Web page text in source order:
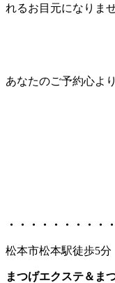
れるお目元になりま
あなたのご予約心よ
・・・・・・・・・
松本市松本駅徒歩5分
まつげエクステ＆ま